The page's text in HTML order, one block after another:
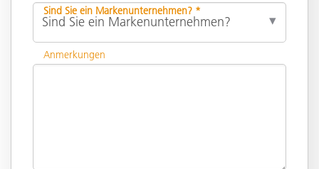
Sind Sie ein Markenunternehmen? *
Anmerkungen